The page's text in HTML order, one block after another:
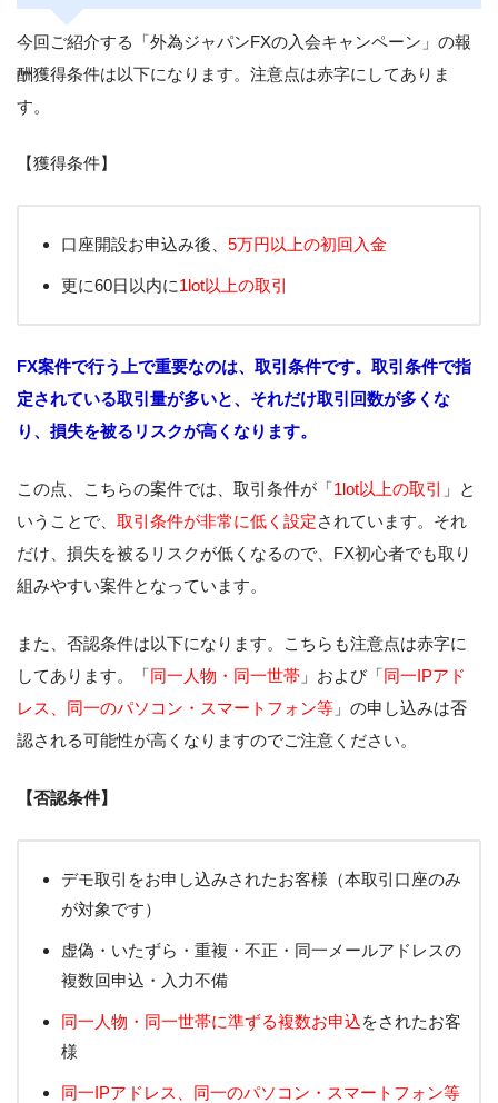
今回ご紹介する「外為ジャパンFXの入会キャンペーン」の報
酬獲得条件は以下になります。注意点は赤字にしてありま
す。
【獲得条件】
口座開設お申込み後、 5万円以上の初回入金
更に60日以内に1lot以上の取引
FX案件で行う上で重要なのは、取引条件です。取引条件で指
定されている取引量が多いと、それだけ取引回数が多くな
り、損失を被るリスクが高くなります。
この点、こちらの案件では、取引条件が「1lot以上の取引 」と
いうことで、 取引条件が非常に低く設定されています。それ
だけ、損失を被るリスクが低くなるので、FX初心者でも取り
組みやすい案件となっています。
また、否認条件は以下になります。こちらも注意点は赤字に
してあります。「同一人物・同一世帯 」および「同一IPアド
レス、同一のパソコン・スマートフォン等 」の申し込みは否
認される可能性が高くなりますのでご注意ください。
【否認条件】
デモ取引をお申し込みされたお客様（本取引口座のみ
が対象です）
虚偽・いたずら・重複・不正・同一メールアドレスの
複数回申込・入力不備
同一人物・同一世帯に準ずる複数お申込をされたお客
様
同一IPアドレス、同一のパソコン・スマートフォン等